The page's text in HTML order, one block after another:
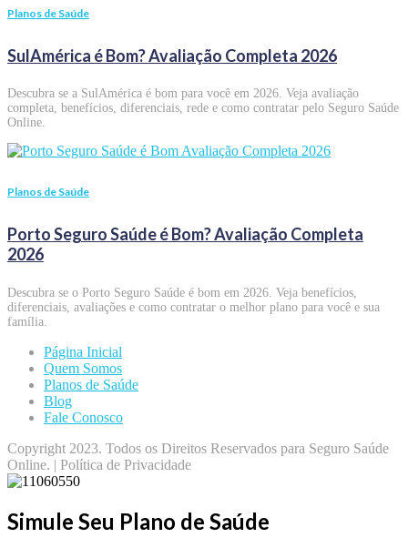
Planos de Saúde
SulAmérica é Bom? Avaliação Completa 2026
Descubra se a SulAmérica é bom para você em 2026. Veja avaliação
completa, benefícios, diferenciais, rede e como contratar pelo Seguro Saúde
Online.
Planos de Saúde
Porto Seguro Saúde é Bom? Avaliação Completa
2026
Descubra se o Porto Seguro Saúde é bom em 2026. Veja benefícios,
diferenciais, avaliações e como contratar o melhor plano para você e sua
família.
Página Inicial
Quem Somos
Planos de Saúde
Blog
Fale Conosco
Copyright 2023. Todos os Direitos Reservados para Seguro Saúde
Online. | Política de Privacidade
Simule Seu Plano de Saúde